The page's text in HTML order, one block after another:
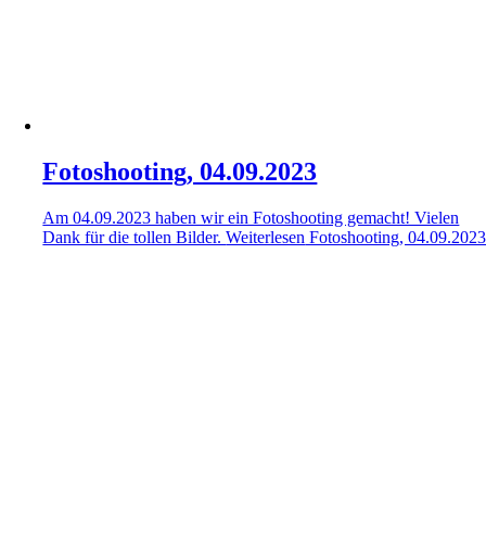
Fotoshooting, 04.09.2023
Am 04.09.2023 haben wir ein Fotoshooting gemacht! Vielen
Dank für die tollen Bilder.Weiterlesen Fotoshooting, 04.09.2023